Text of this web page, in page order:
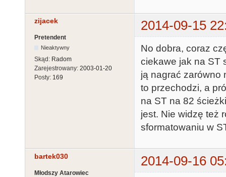
zijacek 2014-09-15
Pretendent
Nieaktywny
Skąd: Radom
Zarejestrowany: 2003-01-20
Posty: 169
No dobra, coraz
ciekawe jak na ST
ją nagrać zarówno
to przechodzi, a
na ST na 82
jest. Nie widzę też
sformatowaniu w
bartek030 2014-09-16
Młodszy Atarowiec